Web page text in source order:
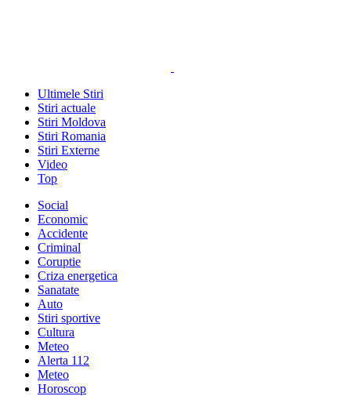
Ultimele Stiri
Stiri actuale
Stiri Moldova
Stiri Romania
Stiri Externe
Video
Top
Social
Economic
Accidente
Criminal
Coruptie
Criza energetica
Sanatate
Auto
Stiri sportive
Cultura
Meteo
Alerta 112
Meteo
Horoscop